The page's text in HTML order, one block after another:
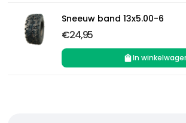
Sneeuw band 13x5.00-6
€24,95
In